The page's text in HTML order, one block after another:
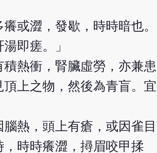
或澀，發歇，時時暗也。
即瘥。」
熱衝，腎臟虛勞，亦兼患
上之物，然後為青盲。宜
熱，頭上有瘡，或因雀目
時時癢澀，撏眉咬甲揉